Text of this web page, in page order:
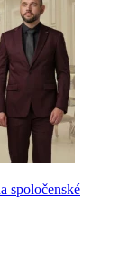
spoločenské